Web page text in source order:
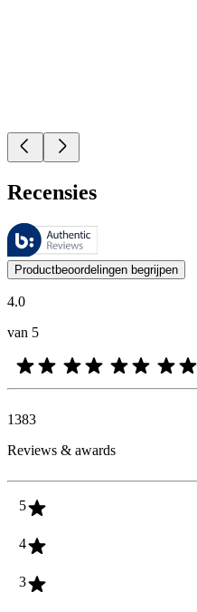
Recensies
Deze beoordelingen worden
De mening van onze klanten is
Productbeoordelingen begrijpen
4.0
van 5
1383
Reviews & awards
5
4
3